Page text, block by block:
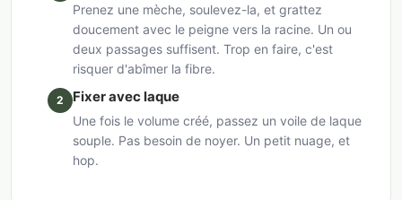
Prenez une mèche, soulevez-la, et grattez
doucement avec le peigne vers la racine. Un ou
deux passages suffisent. Trop en faire, c'est
risquer d'abîmer la fibre.
2 Fixer avec laque
Une fois le volume créé, passez un voile de laque
souple. Pas besoin de noyer. Un petit nuage, et
hop.